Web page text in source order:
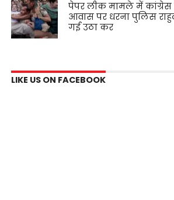
पेपर लीक मामले में कांग्रेस
आवास पर धरना पुलिस
गई उठा कर
LIKE US ON FACEBOOK